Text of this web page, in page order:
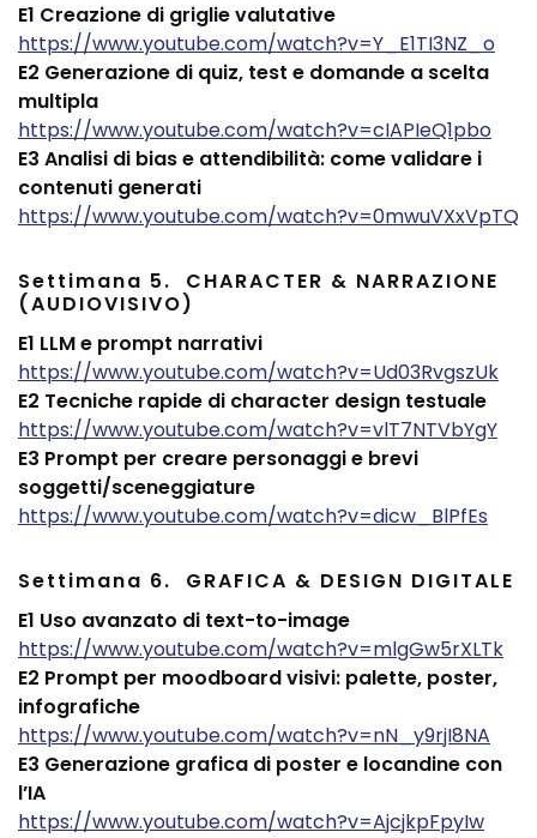
E1 Creazione di griglie valutative
https://www.youtube.com/watch?v=Y_E1TI3NZ_o
E2 Generazione di quiz, test e domande a scelta
multipla
https://www.youtube.com/watch?v=cIAPIeQ1pbo
E3 Analisi di bias e attendibilità: come validare i
contenuti generati
https://www.youtube.com/watch?v=0mwuVXxVpTQ
Settimana 5. CHARACTER & NARRAZIONE
(AUDIOVISIVO)
E1 LLM e prompt narrativi
https://www.youtube.com/watch?v=Ud03RvgszUk
E2 Tecniche rapide di character design testuale
https://www.youtube.com/watch?v=vlT7NTVbYgY
E3 Prompt per creare personaggi e brevi
soggetti/sceneggiature
https://www.youtube.com/watch?v=dicw_BlPfEs
Settimana 6. GRAFICA & DESIGN DIGITALE
E1 Uso avanzato di text-to-image
https://www.youtube.com/watch?v=mlgGw5rXLTk
E2 Prompt per moodboard visivi: palette, poster,
infografiche
https://www.youtube.com/watch?v=nN_y9rjI8NA
E3 Generazione grafica di poster e locandine con
l’IA
https://www.youtube.com/watch?v=AjcjkpFpyIw